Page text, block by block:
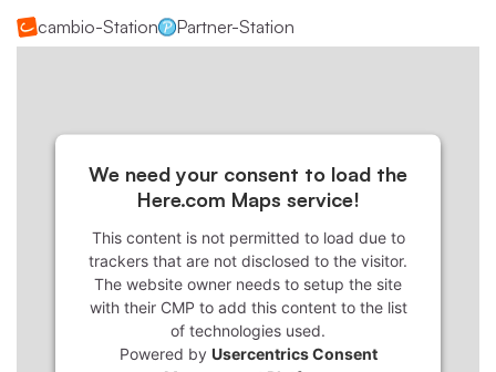
cambio-Station Partner-Station
We need your consent to load the
Here.com Maps service!
This content is not permitted to load due to
trackers that are not disclosed to the visitor.
The website owner needs to setup the site
with their CMP to add this content to the list
of technologies used.
Powered by Usercentrics Consent